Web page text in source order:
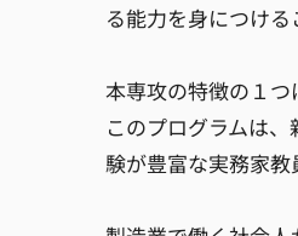
る能力を身につける
本専攻の特徴の１つ
このプログラムは
験が豊富な実務家教